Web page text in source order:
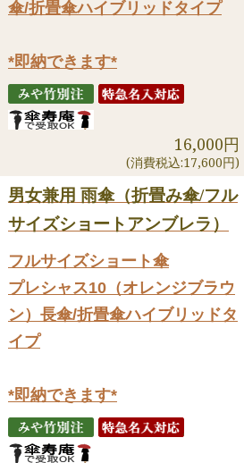
傘/折畳傘ハイブリッドタイプ
*即納できます*
16,000円
(消費税込:17,600円)
男女兼用 雨傘（折畳み傘/フル
サイズショートアンブレラ）
フルサイズショート傘
プレシャス10（オレンジブラウ
ン）長傘/折畳傘ハイブリッドタ
イプ
*即納できます*